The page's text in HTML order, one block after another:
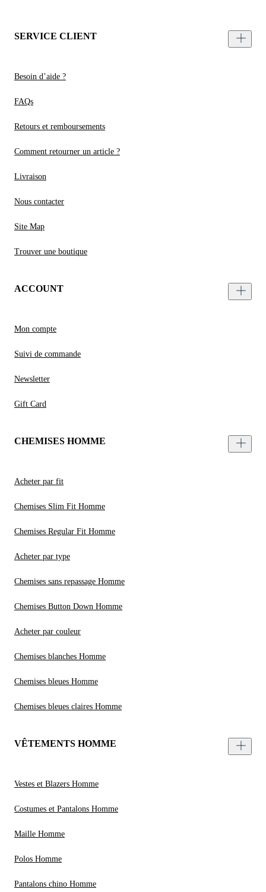
SERVICE CLIENT
Besoin d’aide ?
FAQs
Retours et remboursements
Comment retourner un article ?
Livraison
Nous contacter
Site Map
Trouver une boutique
ACCOUNT
Mon compte
Suivi de commande
Newsletter
Gift Card
CHEMISES HOMME
Acheter par fit
Chemises Slim Fit Homme
Chemises Regular Fit Homme
Acheter par type
Chemises sans repassage Homme
Chemises Button Down Homme
Acheter par couleur
Chemises blanches Homme
Chemises bleues Homme
Chemises bleues claires Homme
VÊTEMENTS HOMME
Vestes et Blazers Homme
Costumes et Pantalons Homme
Maille Homme
Polos Homme
Pantalons chino Homme